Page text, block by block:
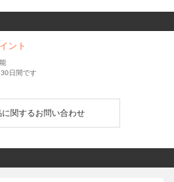
ント
日間です
に関するお問い合わせ